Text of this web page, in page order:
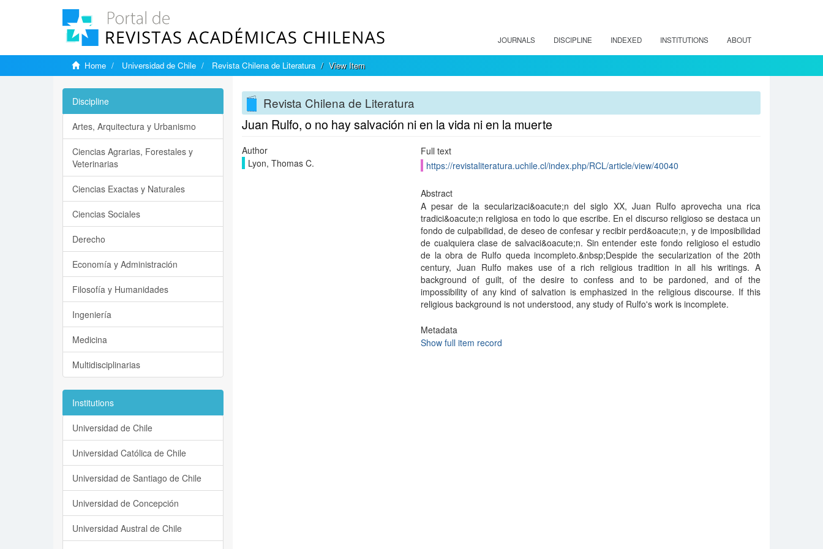
JOURNALS DISCIPLINE INDEXED INSTITUTIONS ABOUT
Home Universidad de Chile Revista Chilena de Literatura View Item
Revista Chilena de Literatura
Juan Rulfo, o no hay salvación ni en la vida ni en la muerte
Author
Lyon, Thomas C.
Full text
https://revistaliteratura.uchile.cl/index.php/RCL/article/view/40040
Abstract
A pesar de la secularizaci&oacute;n del siglo XX, Juan Rulfo aprovecha una rica
tradici&oacute;n religiosa en todo lo que escribe. En el discurso religioso se destaca un
fondo de culpabilidad, de deseo de confesar y recibir perd&oacute;n, y de imposibilidad
de cualquiera clase de salvaci&oacute;n. Sin entender este fondo religioso el estudio
de la obra de Rulfo queda incompleto.&nbsp;Despide the secularization of the 20th
century, Juan Rulfo makes use of a rich religious tradition in all his writings. A
background of guilt, of the desire to confess and to be pardoned, and of the
impossibility of any kind of salvation is emphasized in the religious discourse. If this
religious background is not understood, any study of Rulfo's work is incomplete.
Metadata
Show full item record
Discipline
Artes, Arquitectura y Urbanismo
Ciencias Agrarias, Forestales y
Veterinarias
Ciencias Exactas y Naturales
Ciencias Sociales
Derecho
Economía y Administración
Filosofía y Humanidades
Ingeniería
Medicina
Multidisciplinarias
Institutions
Universidad de Chile
Universidad Católica de Chile
Universidad de Santiago de Chile
Universidad de Concepción
Universidad Austral de Chile